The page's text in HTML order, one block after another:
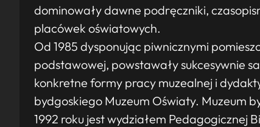
dominowały dawne podręczniki,
placówek oświatowych.
Od 1985 dysponując piwnicznymi
podstawowej, powstawały sukcesywnie
konkretne formy pracy muzealnej i
bydgoskiego Muzeum Oświaty. Muzeum
1992 roku jest wydziałem Pedagogicznej